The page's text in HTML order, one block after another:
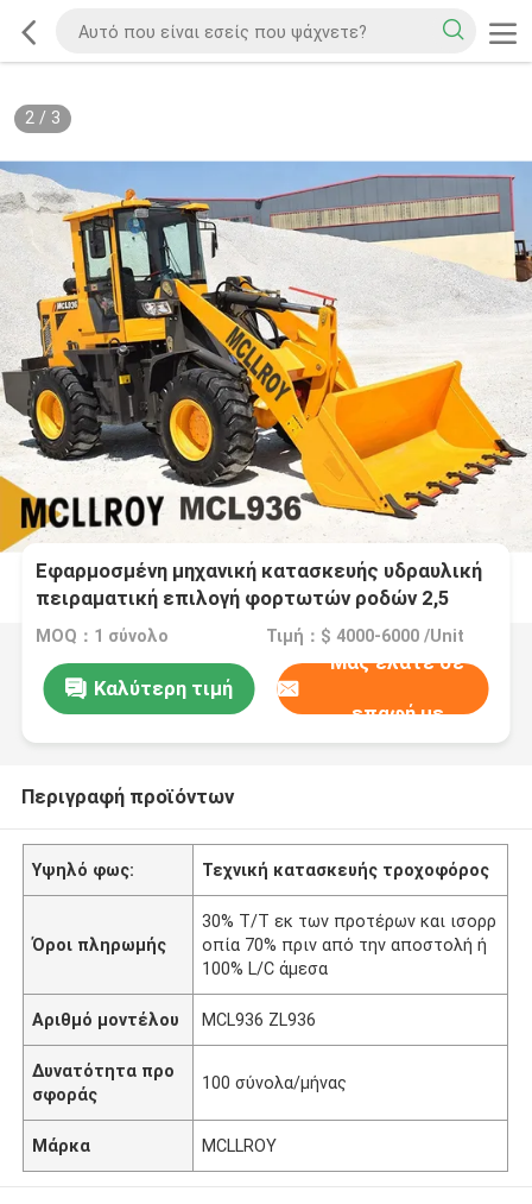
2/ 3
Εφαρμοσμένη μηχανική κατασκευής υδραυλική
πειραματική επιλογή φορτωτών ροδών 2,5
τόνου
MOQ：1 σύνολο Τιμή：$ 4000-6000 /Unit
Καλύτερη τιμή
Μας ελάτε σε
επαφή με
Περιγραφή προϊόντων
Υψηλό φως: Τεχνική κατασκευής τροχοφόρος
Όροι πληρωμής
30% Τ/Τ εκ των προτέρων και ισορρ
οπία 70% πριν από την αποστολή ή
100% L/C άμεσα
Αριθμό μοντέλου MCL936 ZL936
Δυνατότητα προ
σφοράς
100 σύνολα/μήνας
Μάρκα MCLLROY